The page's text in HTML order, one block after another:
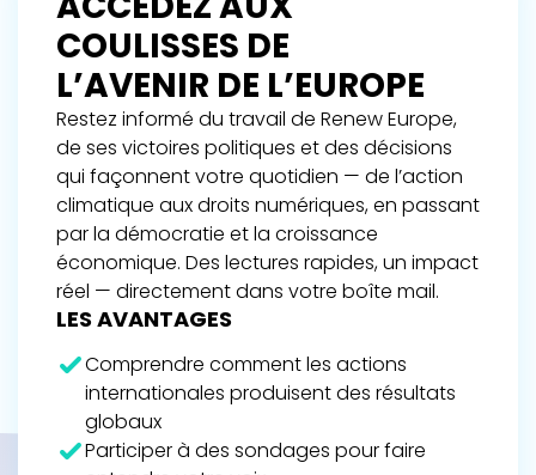
COULISSES DE
L’AVENIR DE L’EUROPE
Restez informé du travail de Renew Europe,
de ses victoires politiques et des décisions
qui façonnent votre quotidien — de l’action
climatique aux droits numériques, en passant
par la démocratie et la croissance
économique. Des lectures rapides, un impact
réel — directement dans votre boîte mail.
LES AVANTAGES
Comprendre comment les actions
internationales produisent des résultats
globaux
Participer à des sondages pour faire